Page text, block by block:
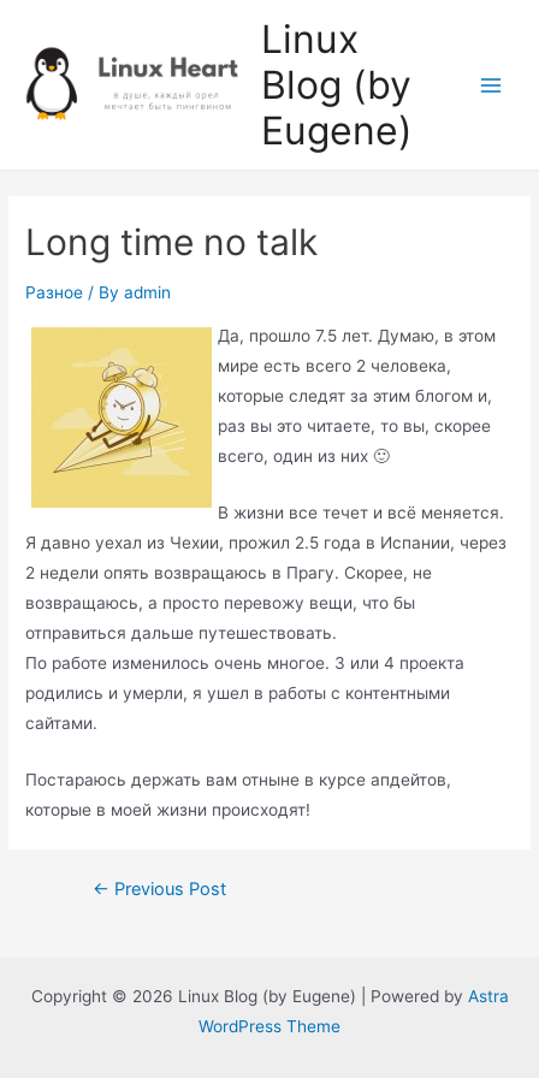
content
Linux
Blog (by
Eugene)
Long time no talk
Разное / Byadmin
Да, прошло 7.5 лет. Думаю, в этом
мире есть всего 2 человека,
которые следят за этим блогом и,
раз вы это читаете, то вы, скорее
всего, один из них 🙂
В жизни все течет и всё меняется.
Я давно уехал из Чехии, прожил 2.5 года в Испании, через
2 недели опять возвращаюсь в Прагу. Скорее, не
возвращаюсь, а просто перевожу вещи, что бы
отправиться дальше путешествовать.
По работе изменилось очень многое. 3 или 4 проекта
родились и умерли, я ушел в работы с контентными
сайтами.
Постараюсь держать вам отныне в курсе апдейтов,
которые в моей жизни происходят!
Post← Previous Post
Copyright © 2026 Linux Blog (by Eugene) | Powered by Astra
WordPress Theme